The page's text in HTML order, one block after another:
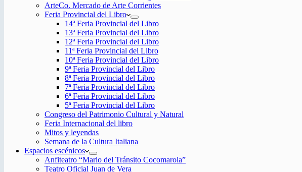
ArteCo. Mercado de Arte Corrientes
Feria Provincial del Libro
14ª Feria Provincial del Libro
13ª Feria Provincial del Libro
12ª Feria Provincial del Libro
11ª Feria Provincial del Libro
10ª Feria Provincial del Libro
9ª Feria Provincial del Libro
8ª Feria Provincial del Libro
7ª Feria Provincial del Libro
6ª Feria Provincial del Libro
5ª Feria Provincial del Libro
Congreso del Patrimonio Cultural y Natural
Feria Internacional del libro
Mitos y leyendas
Semana de la Cultura Italiana
Espacios escénicos
Anfiteatro “Mario del Tránsito Cocomarola”
Teatro Oficial Juan de Vera